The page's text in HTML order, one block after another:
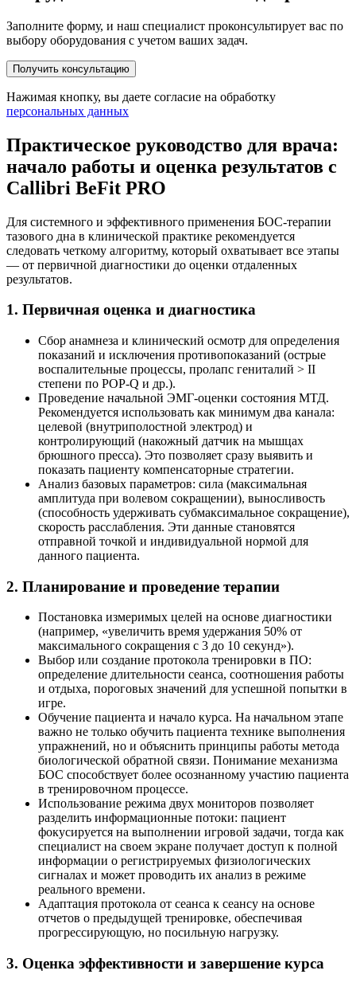
Заполните форму, и наш специалист проконсультирует вас по
выбору оборудования с учетом ваших задач.
Получить консультацию
Нажимая кнопку, вы даете согласие на обработку
персональных данных
Практическое руководство для врача:
начало работы и оценка результатов с
Callibri BeFit PRO
Для системного и эффективного применения БОС-терапии
тазового дна в клинической практике рекомендуется
следовать четкому алгоритму, который охватывает все этапы
— от первичной диагностики до оценки отдаленных
результатов.
1. Первичная оценка и диагностика
Сбор анамнеза и клинический осмотр для определения
показаний и исключения противопоказаний (острые
воспалительные процессы, пролапс гениталий > II
степени по POP-Q и др.).
Проведение начальной ЭМГ-оценки состояния МТД.
Рекомендуется использовать как минимум два канала:
целевой (внутриполостной электрод) и
контролирующий (накожный датчик на мышцах
брюшного пресса). Это позволяет сразу выявить и
показать пациенту компенсаторные стратегии.
Анализ базовых параметров: сила (максимальная
амплитуда при волевом сокращении), выносливость
(способность удерживать субмаксимальное сокращение),
скорость расслабления. Эти данные становятся
отправной точкой и индивидуальной нормой для
данного пациента.
2. Планирование и проведение терапии
Постановка измеримых целей на основе диагностики
(например, «увеличить время удержания 50% от
максимального сокращения с 3 до 10 секунд»).
Выбор или создание протокола тренировки в ПО:
определение длительности сеанса, соотношения работы
и отдыха, пороговых значений для успешной попытки в
игре.
Обучение пациента и начало курса. На начальном этапе
важно не только обучить пациента технике выполнения
упражнений, но и объяснить принципы работы метода
биологической обратной связи. Понимание механизма
БОС способствует более осознанному участию пациента
в тренировочном процессе.
Использование режима двух мониторов позволяет
разделить информационные потоки: пациент
фокусируется на выполнении игровой задачи, тогда как
специалист на своем экране получает доступ к полной
информации о регистрируемых физиологических
сигналах и может проводить их анализ в режиме
реального времени.
Адаптация протокола от сеанса к сеансу на основе
отчетов о предыдущей тренировке, обеспечивая
прогрессирующую, но посильную нагрузку.
3. Оценка эффективности и завершение курса